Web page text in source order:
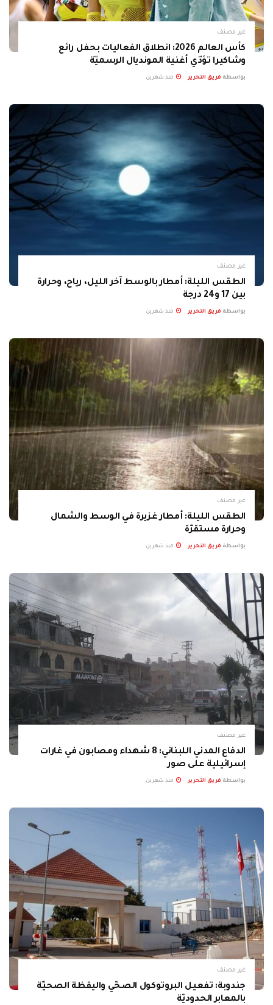
غير مصنف
كأس العالم 2026: انطلاق الفعاليات بحفل رائع
وشاكيرا تؤدّي أغنية المونديال الرسميّة
بواسطة فريق التحرير منذ شهرين
غير مصنف
الطقس الليلة: أمطار بالوسط آخر الليل، رياح، وحرارة
بين 17 و24 درجة
بواسطة فريق التحرير منذ شهرين
غير مصنف
الطقس الليلة: أمطار غزيرة في الوسط والشمال
وحرارة مستقرّة
بواسطة فريق التحرير منذ شهرين
غير مصنف
الدفاع المدني اللبناني: 8 شهداء ومصابون في غارات
إسرائيلية على صور
بواسطة فريق التحرير منذ شهرين
غير مصنف
جندوبة: تفعيل البروتوكول الصحّي واليقظة الصحيّة
بالمعابر الحدوديّة